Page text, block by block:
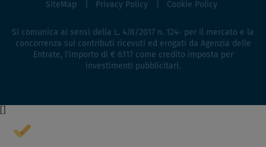
SiteMap Privacy Policy Cookie Policy
Si comunica ai sensi della L. 4/8/2017 n. 124- per il mercato e la
concorrenza sui contributi ricevuti ed erogati da Agenzia delle
Entrate, l'importo di € 6.117 come credito imposta per
investimenti pubblicitari.